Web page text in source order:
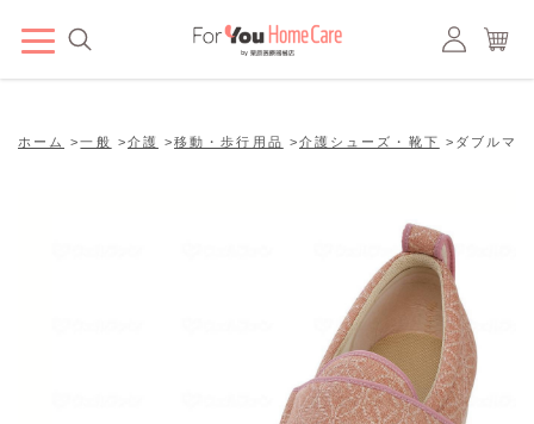
ホーム >一般 >介護 >移動・歩行用品 >介護シューズ・靴下 > ダブルマ